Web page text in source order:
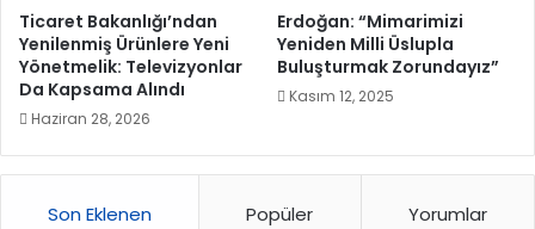
Ticaret Bakanlığı’ndan
Yenilenmiş Ürünlere Yeni
Yönetmelik: Televizyonlar
Da Kapsama Alındı
Haziran 28, 2026
Erdoğan: “Mimarimizi
Yeniden Milli Üslupla
Buluşturmak Zorundayız”
Kasım 12, 2025
Son Eklenen Popüler Yorumlar